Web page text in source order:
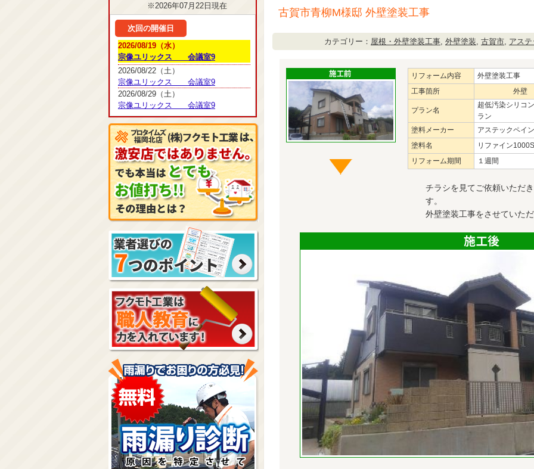
古賀市青柳M様邸 外壁塗装工事
カテゴリー： 屋根・外壁塗装工事, 外壁塗装, 古賀市, アス
リフォーム内容
外壁塗装工事
工事箇所
外壁
プラン名
超低汚染シリコ
ラン
塗料メーカー
アステックペイ
塗料名
リファイン
リフォーム期間
１週間
チラシを見てご依頼いただ
す。
外壁塗装工事をさせていた
※2026年07月22日現在
次回の開催日
2026/08/19（水）
宗像ユリックス 会議室9
2026/08/22（土）
宗像ユリックス 会議室9
2026/08/29（土）
宗像ユリックス 会議室9